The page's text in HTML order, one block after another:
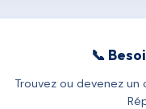
📞
Trouvez ou devenez